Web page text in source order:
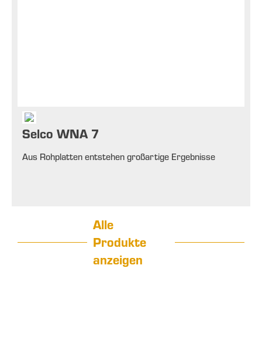
Selco WNA 7
Aus Rohplatten entstehen großartige Ergebnisse
Alle
Produkte
anzeigen